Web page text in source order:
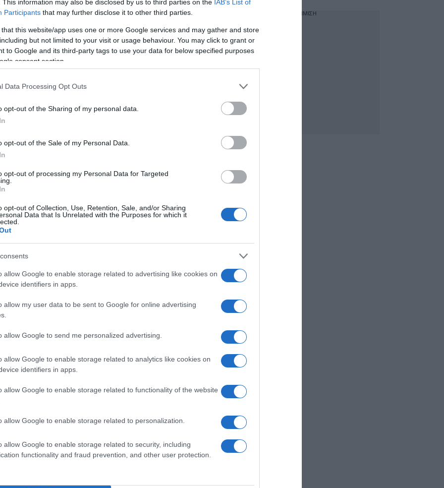
This information may also be disclosed by us to third parties on the IAB’s List of
Participants that may further disclose it to other third parties.
that this website/app uses one or more Google services and may gather and store
but not limited to your visit or usage behaviour. You may click to grant or
to Google and its third-party tags to use your data for below specified purposes
consent section.
Data Processing Opt Outs
opt-out of the Sharing of my personal data.
opt-out of the Sale of my Personal Data.
opt-out of processing my Personal Data for Targeted
opt-out of Collection, Use, Retention, Sale, and/or Sharing
Data that Is Unrelated with the Purposes for which it
allow Google to enable storage related to advertising like cookies on
identifiers in apps.
allow my user data to be sent to Google for online advertising
allow Google to send me personalized advertising.
allow Google to enable storage related to analytics like cookies on
identifiers in apps.
allow Google to enable storage related to functionality of the website
allow Google to enable storage related to personalization.
allow Google to enable storage related to security, including
functionality and fraud prevention, and other user protection.
Τα νεότερα για την υγεία του μετά
του, Έλλη
για τον τραγουδιστή
γι’ αυτά που γράφονται. Δε σέβονται
κλικ όλα και τίποτα άλλο. Είναι στην
του, δίνει τη μάχη του και
δύσκολα για όλους μας, πιστέψτε με.
όπως τα ξέρετε. Δεν υπάρχει κάτι
μου, τα μπλοκάρω. Εσάς δεν θα
σας; Με θυμώνει… Κάθε φορά το
ένας άνθρωπος, δυστυχώς, αυτοί
ΔΙΑΦΗΜΙΣΗ